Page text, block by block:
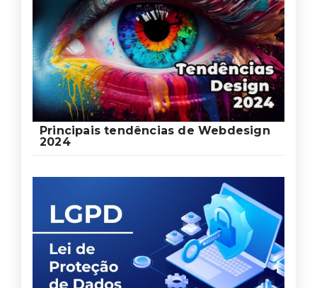
Principais tendências de Webdesign
2024